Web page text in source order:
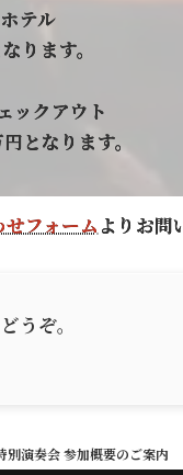
テル
ります。
ックアウト
となります。
フォーム よりお問
うぞ。
演奏会 参加概要のご案内